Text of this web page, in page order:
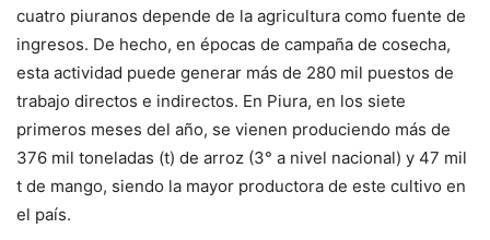
cuatro piuranos depende de la agricultura como fuente de
ingresos. De hecho, en épocas de campaña de cosecha,
esta actividad puede generar más de 280 mil puestos de
trabajo directos e indirectos. En Piura, en los siete
primeros meses del año, se vienen produciendo más de
376 mil toneladas (t) de arroz (3° a nivel nacional) y 47 mil
t de mango, siendo la mayor productora de este cultivo en
el país.